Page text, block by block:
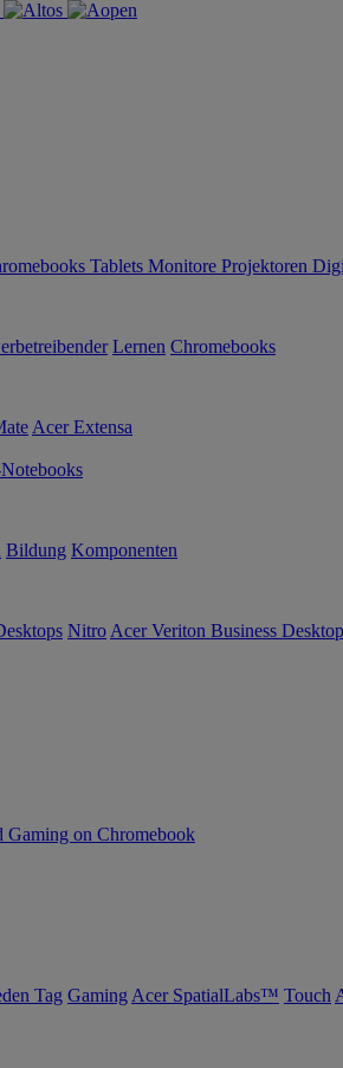
Tablets Monitore Projektoren
Lernen Chromebooks
Acer Extensa
Bildung Komponenten
Nitro Acer Veriton Business
Gaming on Chromebook
Tag Gaming Acer SpatialLabs™ Touch